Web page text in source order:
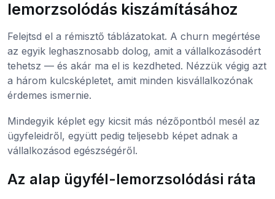
lemorzsolódás kiszámításához
Felejtsd el a rémisztő táblázatokat. A churn megértése
az egyik leghasznosabb dolog, amit a vállalkozásodért
tehetsz — és akár ma el is kezdheted. Nézzük végig azt
a három kulcsképletet, amit minden kisvállalkozónak
érdemes ismernie.
Mindegyik képlet egy kicsit más nézőpontból mesél az
ügyfeleidről, együtt pedig teljesebb képet adnak a
vállalkozásod egészségéről.
Az alap ügyfél-lemorzsolódási ráta